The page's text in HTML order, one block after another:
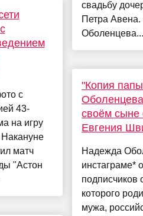
с
43-
на игру
матч
"Астон
свадьбу
Петра Авена.
Оболенцева...
"Копия
своём сыне
Евгения
Надежда
инстаграме*
подписчиков
которого
мужа,